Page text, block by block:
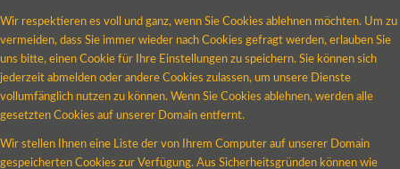
Wir respektieren es voll und ganz, wenn Sie Cookies ablehnen möchten. Um zu
vermeiden, dass Sie immer wieder nach Cookies gefragt werden, erlauben Sie
uns bitte, einen Cookie für Ihre Einstellungen zu speichern. Sie können sich
jederzeit abmelden oder andere Cookies zulassen, um unsere Dienste
vollumfänglich nutzen zu können. Wenn Sie Cookies ablehnen, werden alle
gesetzten Cookies auf unserer Domain entfernt.
Wir stellen Ihnen eine Liste der von Ihrem Computer auf unserer Domain
gespeicherten Cookies zur Verfügung. Aus Sicherheitsgründen können wie